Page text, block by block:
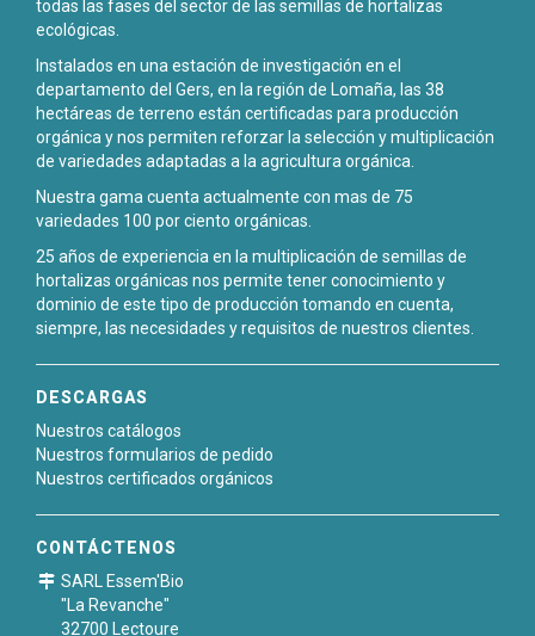
todas las fases del sector de las semillas de hortalizas
ecológicas.
Instalados en una estación de investigación en el
departamento del Gers, en la región de Lomaña, las 38
hectáreas de terreno están certificadas para producción
orgánica y nos permiten reforzar la selección y multiplicación
de variedades adaptadas a la agricultura orgánica.
Nuestra gama cuenta actualmente con mas de 75
variedades 100 por ciento orgánicas.
25 años de experiencia en la multiplicación de semillas de
hortalizas orgánicas nos permite tener conocimiento y
dominio de este tipo de producción tomando en cuenta,
siempre, las necesidades y requisitos de nuestros clientes.
DESCARGAS
Nuestros catálogos
Nuestros formularios de pedido
Nuestros certificados orgánicos
CONTÁCTENOS
SARL Essem'Bio
"La Revanche"
32700 Lectoure